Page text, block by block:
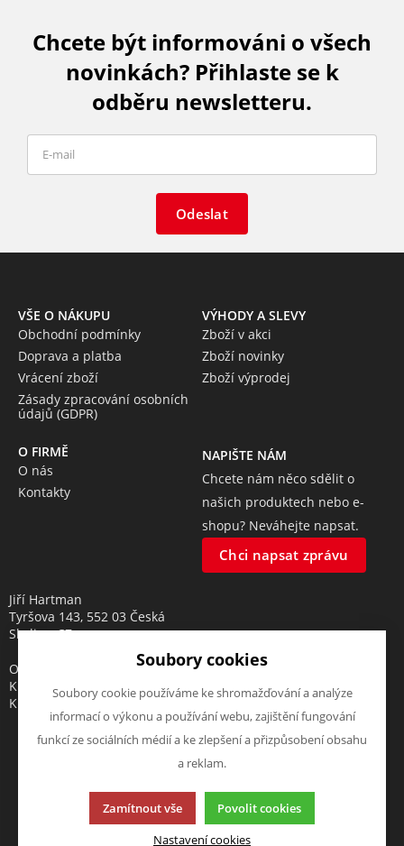
Chcete být informováni o všech
novinkách? Přihlaste se k
odběru newsletteru.
Odeslat
VŠE O NÁKUPU
Obchodní podmínky
Doprava a platba
Vrácení zboží
Zásady zpracování osobních
údajů (GDPR)
VÝHODY A SLEVY
Zboží v akci
Zboží novinky
Zboží výprodej
O FIRMĚ
O nás
Kontakty
NAPIŠTE NÁM
Chcete nám něco sdělit o
našich produktech nebo e-
shopu? Neváhejte napsat.
Chci napsat zprávu
Jiří Hartman
Tyršova 143, 552 03 Česká
Skalice, CZ
Obchodní rejstřík vedený u
Krajského soudu v Hradci
Králové, oddíl A, vložka 18553
Tato stránka používá soubory cookies. Klikněte pro více
© 2013-2026 elektrohartman.cz
Soubory cookies
Soubory cookie používáme ke shromažďování a analýze
informací o výkonu a používání webu, zajištění fungování
funkcí ze sociálních médií a ke zlepšení a přizpůsobení obsahu
a reklam.
Zamítnout vše Povolit cookies
Nastavení cookies